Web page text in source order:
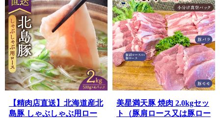
【精肉店直送】北海道産北
島豚 しゃぶしゃぶ用ロー
美星満天豚 焼肉 2.0kgセッ
ト（豚肩ロース又は豚ロー